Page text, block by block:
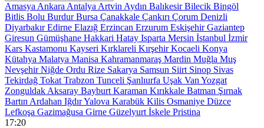
Amasya Ankara Antalya Artvin Aydın BalıkesirBilecik Bingöl
Bitlis Bolu BurdurBursa Çanakkale Çankırı Çorum Denizli
DiyarbakırEdirne Elazığ Erzincan Erzurum EskişehirGaziantep
Giresun Gümüşhane Hakkari Hatay Isparta Mersin İstanbul İzmir
Kars Kastamonu Kayseri Kırklareli KırşehirKocaeli Konya
Kütahya Malatya Manisa Kahramanmaraş Mardin Muğla Muş
NevşehirNiğde Ordu Rize Sakarya Samsun Siirt Sinop Sivas
Tekirdağ Tokat Trabzon Tunceli Şanlıurfa Uşak Van Yozgat
Zonguldak Aksaray Bayburt Karaman Kırıkkale Batman Şırnak
Bartın Ardahan IğdırYalova Karabük Kilis Osmaniye Düzce
Lefkoşa Gazimağusa Girne Güzelyurt İskele Pristina
17:20